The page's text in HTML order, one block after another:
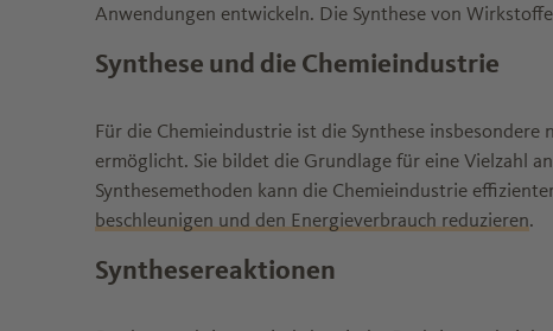
Anwendungen entwickeln. Die Synthese von
Synthese und die Chemieindustrie
Für die Chemieindustrie ist die Synthese
ermöglicht. Sie bildet die Grundlage für eine Vielzahl
Synthesemethoden kann die Chemieindustrie
beschleunigen und den Energieverbrauch reduzieren.
Synthesereaktionen